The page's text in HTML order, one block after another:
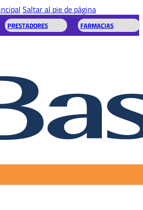
Saltar al pie de página
PRESTADORES FARMACIAS